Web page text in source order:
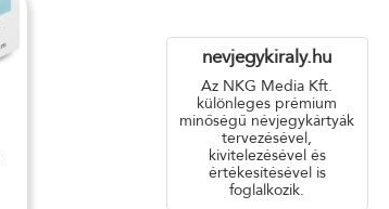
nevjegykiraly.hu
Az NKG Media Kft.
különleges prémium
minőségű névjegykártyák
tervezésével,
kivitelezésével és
értékesítésével is
foglalkozik.